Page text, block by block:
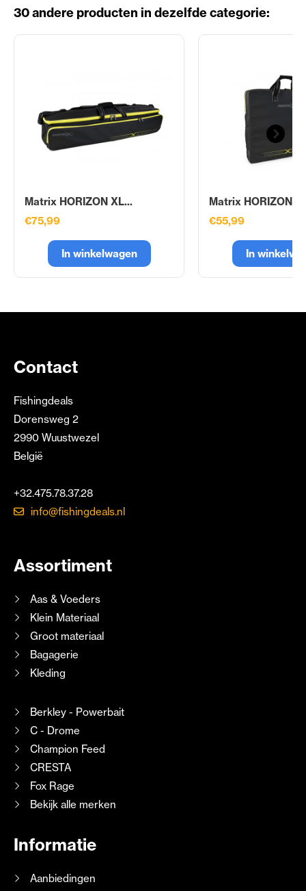
30 andere producten in dezelfde categorie:
Matrix HORIZON XL...
€75,99
In winkelwagen
Matrix HORIZON
€55,99
In
Contact
Fishingdeals
Dorensweg 2
2990 Wuustwezel
België
+32.475.78.37.28
info@fishingdeals.nl
Assortiment
Aas & Voeders
Klein Materiaal
Groot materiaal
Bagagerie
Kleding
Berkley - Powerbait
C - Drome
Champion Feed
CRESTA
Fox Rage
Bekijk alle merken
Informatie
Aanbiedingen